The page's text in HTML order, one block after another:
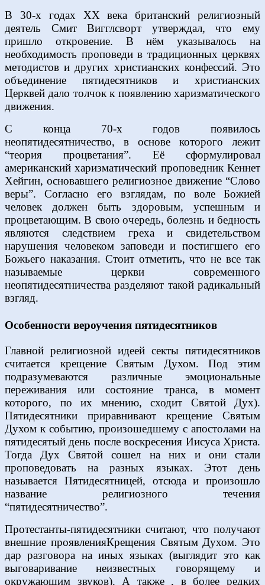
В 30-х годах ХХ века британский религиозный
деятель Смит Вигглсворт утверждал, что ему
пришло откровение. В нём указывалось на
необходимость проповеди в традиционных церквях
методистов и других христианских конфессий. Это
объединение пятидесятников и христианских
Церквей дало толчок к появлению харизматического
движения.
С конца 70-х годов появилось
неопятидесятничество, в основе которого лежит
“теория процветания”. Её сформулировал
американский харизматический проповедник Кеннет
Хейгин, основавшего религиозное движение “Слово
веры”. Согласно его взглядам, по воле Божией
человек должен быть здоровым, успешным и
процветающим. В свою очередь, болезнь и бедность
являются следствием греха и свидетельством
нарушения человеком заповеди и постигшего его
Божьего наказания. Стоит отметить, что не все так
называемые церкви современного
неопятидесятничества разделяют такой радикальный
взгляд.
Особенности вероучения пятидесятников
Главной религиозной идеей секты пятидесятников
считается крещение Святым Духом. Под этим
подразумеваются различные эмоциональные
переживания или состояние транса, в момент
которого, по их мнению, сходит Святой Дух).
Пятидесятники приравнивают крещение Святым
Духом к событию, произошедшему с апостолами на
пятидесятый день после воскресения Иисуса Христа.
Тогда Дух Святой сошел на них и они стали
проповедовать на разных языках. Этот день
называется Пятидесятницей, отсюда и произошло
название религиозного течения
“пятидесятничество”.
Протестанты-пятидесятники считают, что получают
внешние проявленияКрещения Святым Духом. Это
дар разговора на иных языках (выглядит это как
выговаривание неизвестных говорящему и
окружающим звуков). А также , в более редких